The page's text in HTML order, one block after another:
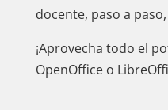
docente, paso a
¡Aprovecha todo el
OpenOffice o